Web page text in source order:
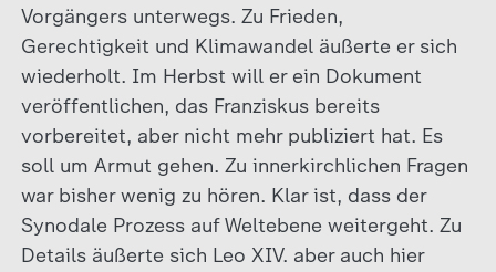
Vorgängers unterwegs. Zu Frieden,
Gerechtigkeit und Klimawandel äußerte er sich
wiederholt. Im Herbst will er ein Dokument
veröffentlichen, das Franziskus bereits
vorbereitet, aber nicht mehr publiziert hat. Es
soll um Armut gehen. Zu innerkirchlichen Fragen
war bisher wenig zu hören. Klar ist, dass der
Synodale Prozess auf Weltebene weitergeht. Zu
Details äußerte sich Leo XIV. aber auch hier